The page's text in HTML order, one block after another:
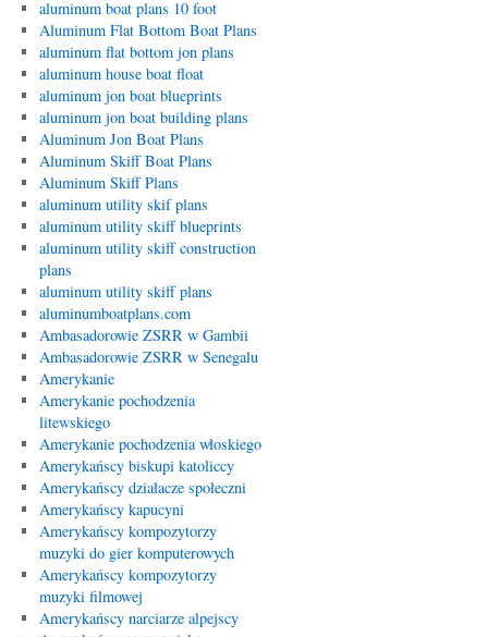
aluminum boat plans 10 foot
Aluminum Flat Bottom Boat Plans
aluminum flat bottom jon plans
aluminum house boat float
aluminum jon boat blueprints
aluminum jon boat building plans
Aluminum Jon Boat Plans
Aluminum Skiff Boat Plans
Aluminum Skiff Plans
aluminum utility skif plans
aluminum utility skiff blueprints
aluminum utility skiff construction
plans
aluminum utility skiff plans
aluminumboatplans.com
Ambasadorowie ZSRR w Gambii
Ambasadorowie ZSRR w Senegalu
Amerykanie
Amerykanie pochodzenia
litewskiego
Amerykanie pochodzenia włoskiego
Amerykańscy biskupi katoliccy
Amerykańscy działacze społeczni
Amerykańscy kapucyni
Amerykańscy kompozytorzy
muzyki do gier komputerowych
Amerykańscy kompozytorzy
muzyki filmowej
Amerykańscy narciarze alpejscy